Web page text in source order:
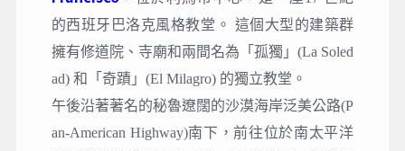
的西班牙巴洛克風格教堂。 這個大型的建築群
擁有修道院、寺廟和兩間名為「孤獨」(La Soled
ad) 和「奇蹟」(El Milagro) 的獨立教堂。
午後沿著著名的秘魯遼闊的沙漠海岸泛美公路(P
an-American Highway)南下，前往位於南太平洋